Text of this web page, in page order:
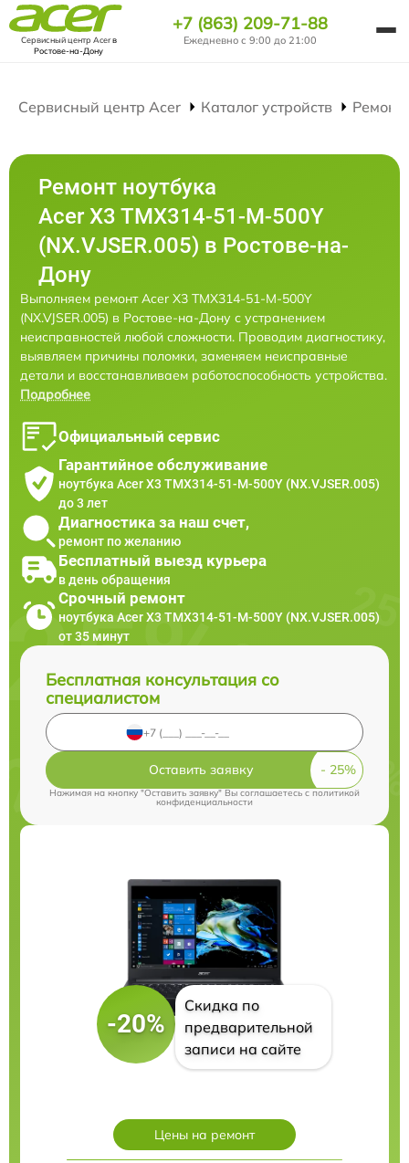
Сервисный центр Acerв
Ростове-на-Дону
+7 (863) 209-71-88
Ежедневно с 9:00 до 21:00
Сервисный центр Acer Каталог устройств Ремонт
Ремонт ноутбука
Acer X3 TMX314-51-M-500Y
(NX.VJSER.005) в Ростове-на-
Дону
Выполняем ремонт Acer X3 TMX314-51-M-500Y
(NX.VJSER.005) в Ростове-на-Дону с устранением
неисправностей любой сложности. Проводим диагностику,
выявляем причины поломки, заменяем неисправные
детали и восстанавливаем работоспособность устройства.
Подробнее
Официальный сервис
Гарантийное обслуживание
ноутбука Acer X3 TMX314-51-M-500Y (NX.VJSER.005)
до 3 лет
Диагностика за наш счет,
ремонт по желанию
Бесплатный выезд курьера
в день обращения
Срочный ремонт
ноутбука Acer X3 TMX314-51-M-500Y (NX.VJSER.005)
от 35 минут
Бесплатная консультация со
специалистом
Оставить заявку
Нажимая на кнопку "Оставить заявку" Вы соглашаетесь cполитикой
конфиденциальности
-20%
Скидка по
предварительной
записи на сайте
Цены на ремонт